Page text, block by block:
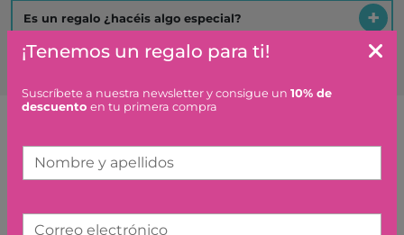
Es un regalo ¿hacéis algo especial?
Artículos similares o que combinan
¡Tenemos un regalo para ti!
Suscríbete a nuestra newsletter y consigue un 10% de
descuento en tu primera compra
Nombre y apellidos
Correo electrónico